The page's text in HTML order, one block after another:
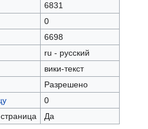
6831
0
6698
ru - русский
вики-текст
Разрешено
0
Да